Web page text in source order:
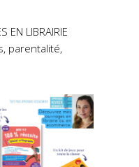
EN LIBRAIRIE
parentalité,